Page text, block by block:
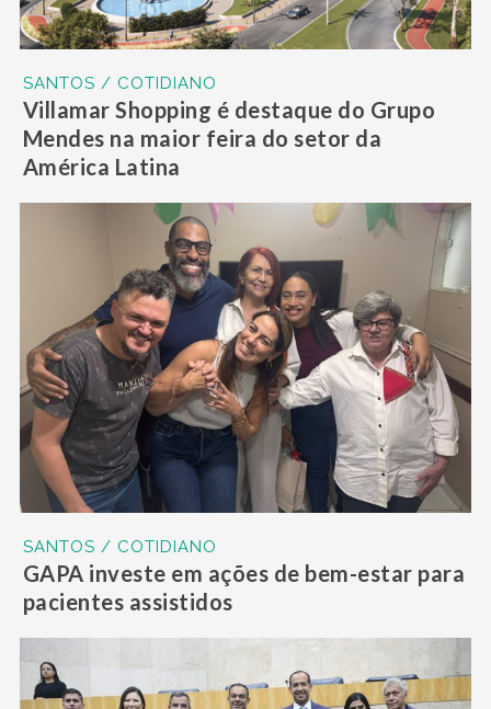
SANTOS / COTIDIANO
Villamar Shopping é destaque do Grupo
Mendes na maior feira do setor da
América Latina
SANTOS / COTIDIANO
GAPA investe em ações de bem-estar para
pacientes assistidos